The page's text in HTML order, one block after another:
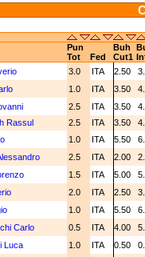
Pun Buh
Tot Fed Cut1
3.0 ITA 2.50
1.0 ITA 3.50
2.5 ITA 3.50
Rassul 2.5 ITA 3.50
1.0 ITA 5.50
2.5 ITA 2.00
1.5 ITA 5.00
2.0 ITA 2.50
1.0 ITA 5.50
Carlo 0.5 ITA 4.00
Luca 1.0 ITA 0.50